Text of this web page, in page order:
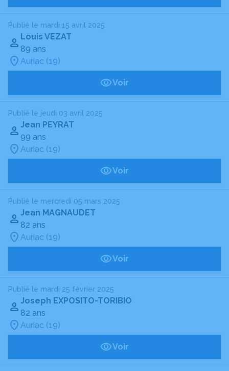
Publié le mardi 15 avril 2025
Louis VEZAT
89 ans
Auriac (19)
Voir
Publié le jeudi 03 avril 2025
Jean PEYRAT
99 ans
Auriac (19)
Voir
Publié le mercredi 05 mars 2025
Jean MAGNAUDET
82 ans
Auriac (19)
Voir
Publié le mardi 25 février 2025
Joseph EXPOSITO-TORIBIO
82 ans
Auriac (19)
Voir